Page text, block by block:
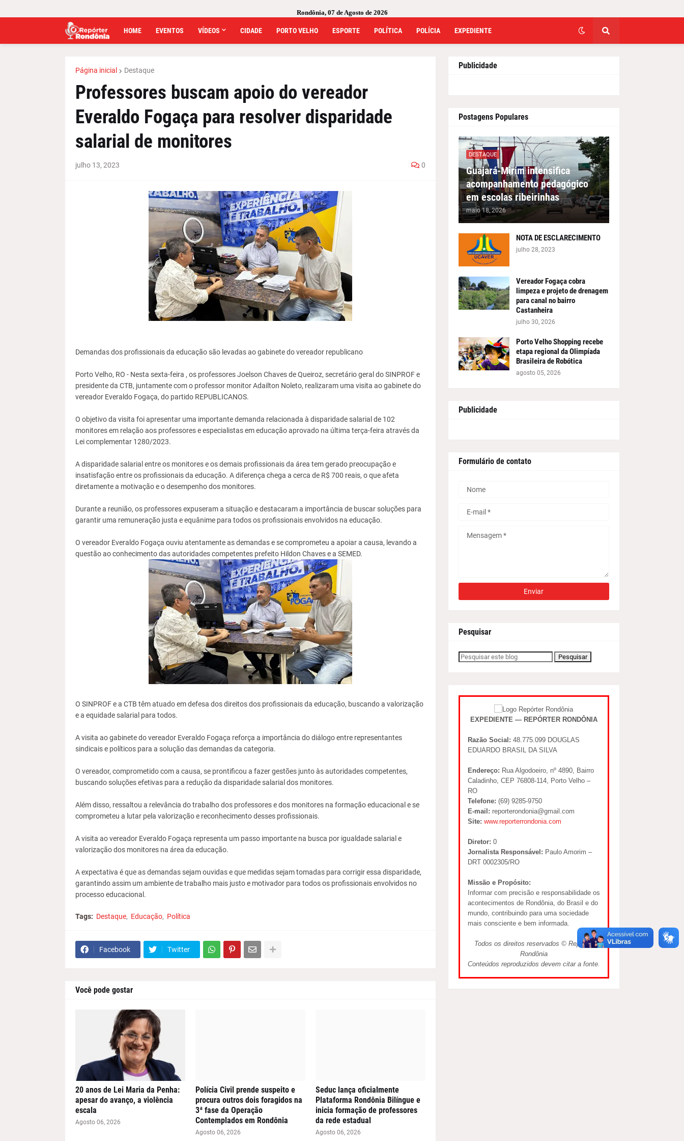
Rondônia, 07 de Agosto de 2026
HOME EVENTOS VÍDEOS CIDADE PORTO VELHO ESPORTE POLÍTICA POLÍCIA EXPEDIENTE
Página inicial Destaque
Professores buscam apoio do vereador
Everaldo Fogaça para resolver disparidade
salarial de monitores
julho 13, 2023 0
Demandas dos profissionais da educação são levadas ao gabinete do vereador republicano
Porto Velho, RO - Nesta sexta-feira , os professores Joelson Chaves de Queiroz, secretário geral do SINPROF e
presidente da CTB, juntamente com o professor monitor Adailton Noleto, realizaram uma visita ao gabinete do
vereador Everaldo Fogaça, do partido REPUBLICANOS.
O objetivo da visita foi apresentar uma importante demanda relacionada à disparidade salarial de 102
monitores em relação aos professores e especialistas em educação aprovado na última terça-feira através da
Lei complementar 1280/2023.
A disparidade salarial entre os monitores e os demais profissionais da área tem gerado preocupação e
insatisfação entre os profissionais da educação. A diferença chega a cerca de R$ 700 reais, o que afeta
diretamente a motivação e o desempenho dos monitores.
Durante a reunião, os professores expuseram a situação e destacaram a importância de buscar soluções para
garantir uma remuneração justa e equânime para todos os profissionais envolvidos na educação.
O vereador Everaldo Fogaça ouviu atentamente as demandas e se comprometeu a apoiar a causa, levando a
questão ao conhecimento das autoridades competentes prefeito Hildon Chaves e a SEMED.
O SINPROF e a CTB têm atuado em defesa dos direitos dos profissionais da educação, buscando a valorização
e a equidade salarial para todos.
A visita ao gabinete do vereador Everaldo Fogaça reforça a importância do diálogo entre representantes
sindicais e políticos para a solução das demandas da categoria.
O vereador, comprometido com a causa, se prontificou a fazer gestões junto às autoridades competentes,
buscando soluções efetivas para a redução da disparidade salarial dos monitores.
Além disso, ressaltou a relevância do trabalho dos professores e dos monitores na formação educacional e se
comprometeu a lutar pela valorização e reconhecimento desses profissionais.
A visita ao vereador Everaldo Fogaça representa um passo importante na busca por igualdade salarial e
valorização dos monitores na área da educação.
A expectativa é que as demandas sejam ouvidas e que medidas sejam tomadas para corrigir essa disparidade,
garantindo assim um ambiente de trabalho mais justo e motivador para todos os profissionais envolvidos no
processo educacional.
Tags: Destaque Educação Política
Facebook Twitter
Você pode gostar
20 anos de Lei Maria da Penha:
apesar do avanço, a violência
escala
Agosto 06, 2026
Polícia Civil prende suspeito e
procura outros dois foragidos na
3ª fase da Operação
Contemplados em Rondônia
Agosto 06, 2026
Seduc lança oficialmente
Plataforma Rondônia Bilíngue e
inicia formação de professores
da rede estadual
Agosto 06, 2026
Publicidade
Postagens Populares
DESTAQUE
Guajará-Mirim intensifica
acompanhamento pedagógico
em escolas ribeirinhas
maio 18, 2026
NOTA DE ESCLARECIMENTO
julho 28, 2023
Vereador Fogaça cobra
limpeza e projeto de drenagem
para canal no bairro
Castanheira
julho 30, 2026
Porto Velho Shopping recebe
etapa regional da Olimpíada
Brasileira de Robótica
agosto 05, 2026
Publicidade
Formulário de contato
Pesquisar
EXPEDIENTE — REPÓRTER RONDÔNIA
Razão Social: 48.775.099 DOUGLAS
EDUARDO BRASIL DA SILVA
Endereço: Rua Algodoeiro, nº 4890, Bairro
Caladinho, CEP 76808-114, Porto Velho –
RO
Telefone: (69) 9285-9750
E-mail: reporterondonia@gmail.com
Site: www.reporterrondonia.com
Diretor: 0
Jornalista Responsável: Paulo Amorim –
DRT 0002305/RO
Missão e Propósito:
Informar com precisão e responsabilidade os
acontecimentos de Rondônia, do Brasil e do
mundo, contribuindo para uma sociedade
mais consciente e bem informada.
Todos os direitos reservados © Repórter
Rondônia
Conteúdos reproduzidos devem citar a fonte.